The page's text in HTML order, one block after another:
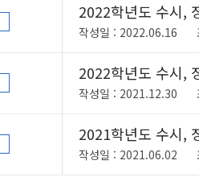
2022학년도 수시,
작성일 : 2022.06.16
2022학년도 수시,
작성일 : 2021.12.30
2021학년도 수시,
작성일 : 2021.06.02